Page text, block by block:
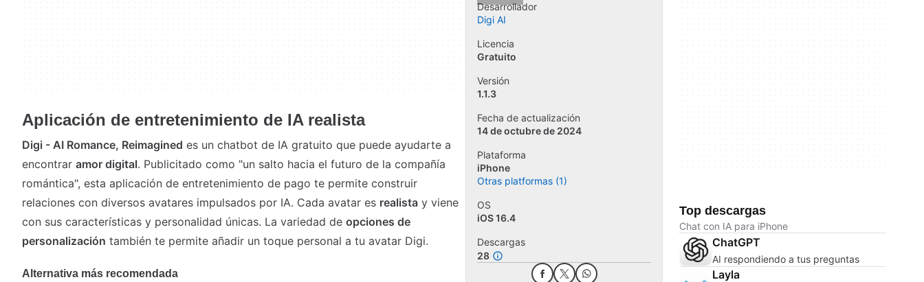
Aplicación de entretenimiento de IA realista
Digi - AI Romance, Reimagined es un chatbot de IA gratuito que puede ayudarte a
encontrar amor digital. Publicitado como "un salto hacia el futuro de la compañía
romántica", esta aplicación de entretenimiento de pago te permite construir
relaciones con diversos avatares impulsados por IA. Cada avatar es realista y viene
con sus características y personalidad únicas. La variedad de opciones de
personalización también te permite añadir un toque personal a tu avatar Digi.
Alternativa más recomendada
Desarrollador
Digi AI
Licencia
Gratuito
Versión
1.1.3
Fecha de actualización
14 de octubre de 2024
Plataforma
iPhone
Otras platformas (1)
OS
iOS 16.4
Descargas
28
Top descargas
Chat con IA para iPhone
ChatGPT
AI respondiendo a tus preguntas
Layla